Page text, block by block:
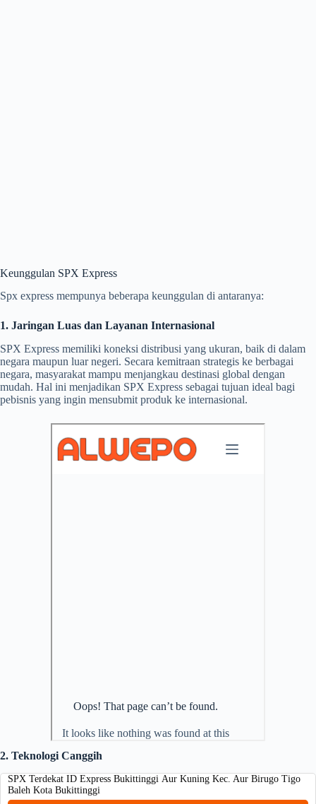
Keunggulan SPX Express
Spx express mempunya beberapa keunggulan di antaranya:
1. Jaringan Luas dan Layanan Internasional
SPX Express memiliki koneksi distribusi yang ukuran, baik di dalam
negara maupun luar negeri. Secara kemitraan strategis ke berbagai
negara, masyarakat mampu menjangkau destinasi global dengan
mudah. Hal ini menjadikan SPX Express sebagai tujuan ideal bagi
pebisnis yang ingin mensubmit produk ke internasional.
2. Teknologi Canggih
SPX Terdekat ID Express Bukittinggi Aur Kuning Kec. Aur Birugo Tigo
Baleh Kota Bukittinggi